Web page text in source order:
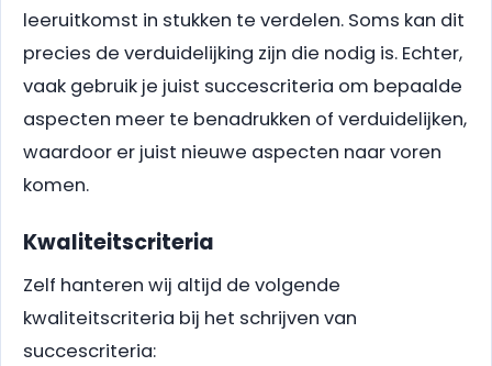
leeruitkomst in stukken te verdelen. Soms kan dit
precies de verduidelijking zijn die nodig is. Echter,
vaak gebruik je juist succescriteria om bepaalde
aspecten meer te benadrukken of verduidelijken,
waardoor er juist nieuwe aspecten naar voren
komen.
Kwaliteitscriteria
Zelf hanteren wij altijd de volgende
kwaliteitscriteria bij het schrijven van
succescriteria: